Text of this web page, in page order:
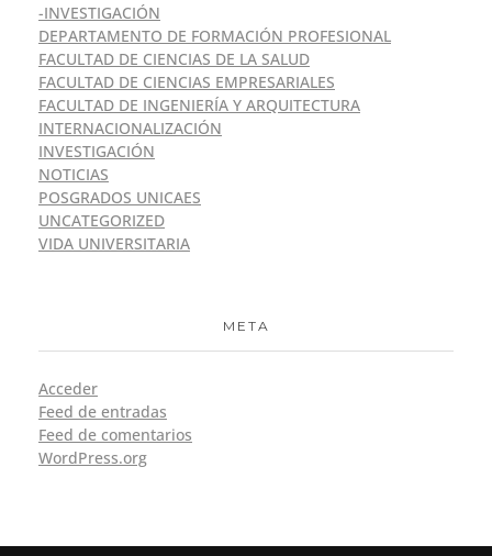
-INVESTIGACIÓN
DEPARTAMENTO DE FORMACIÓN PROFESIONAL
FACULTAD DE CIENCIAS DE LA SALUD
FACULTAD DE CIENCIAS EMPRESARIALES
FACULTAD DE INGENIERÍA Y ARQUITECTURA
INTERNACIONALIZACIÓN
INVESTIGACIÓN
NOTICIAS
POSGRADOS UNICAES
UNCATEGORIZED
VIDA UNIVERSITARIA
META
Acceder
Feed de entradas
Feed de comentarios
WordPress.org